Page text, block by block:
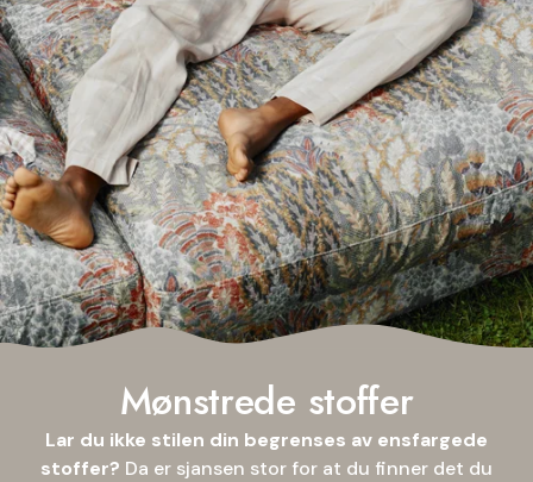
Mønstrede stoffer
Lar du ikke stilen din begrenses av ensfargede
stoffer? Da er sjansen stor for at du finner det du